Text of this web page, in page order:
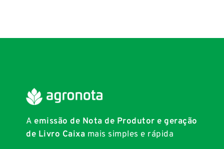
Aemissão de Nota de Produtor e geração
de Livro Caixa mais simples e rápida